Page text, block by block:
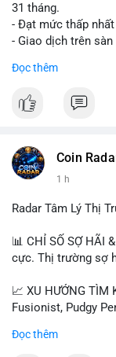
31 tháng.
- Đạt mức thấp
- Giao dịch trên
#vlikevn #titanbot
Đọc thêm
Coin
1 h
Radar Tâm Lý Thị
📊 CHỈ SỐ SỢ HÃI
cực. Thị trường sợ
📈 XU HƯỚNG TÌM
Fusionist, Pudgy
tiêu, vũ khí hạt
Đọc thêm